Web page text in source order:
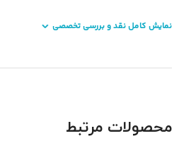
نمایش کامل نقد و بررسی تخصصی
محصولات مرتبط